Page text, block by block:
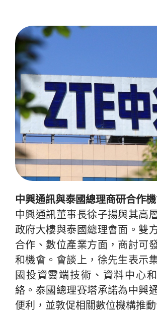
中興通訊與泰國總理商研合作
中興通訊董事長徐子揚與其高
政府大樓與泰國總理會面。雙
合作、數位產業方面，商討可
和機會。會談上，徐先生表示
國投資雲端技術、資料中心
絡。泰國總理賽塔承諾為中興
便利，並敦促相關數位機構推動